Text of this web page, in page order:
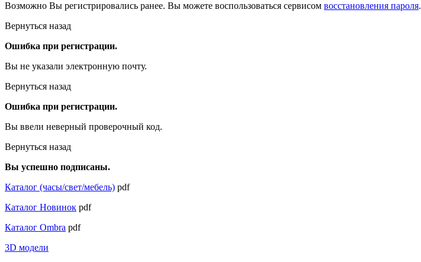
Возможно Вы регистрировались ранее. Вы можете воспользоваться сервисом восстановления пароля.
Вернуться назад
Ошибка при регистрации.
Вы не указали электронную почту.
Вернуться назад
Ошибка при регистрации.
Вы ввели неверный проверочный код.
Вернуться назад
Вы успешно подписаны.
Каталог (часы/свет/мебель) pdf
Каталог Новинок pdf
Каталог Ombra pdf
3D модели